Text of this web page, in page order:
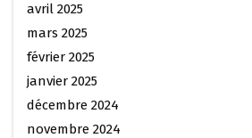
avril 2025
mars 2025
février 2025
janvier 2025
décembre 2024
novembre 2024